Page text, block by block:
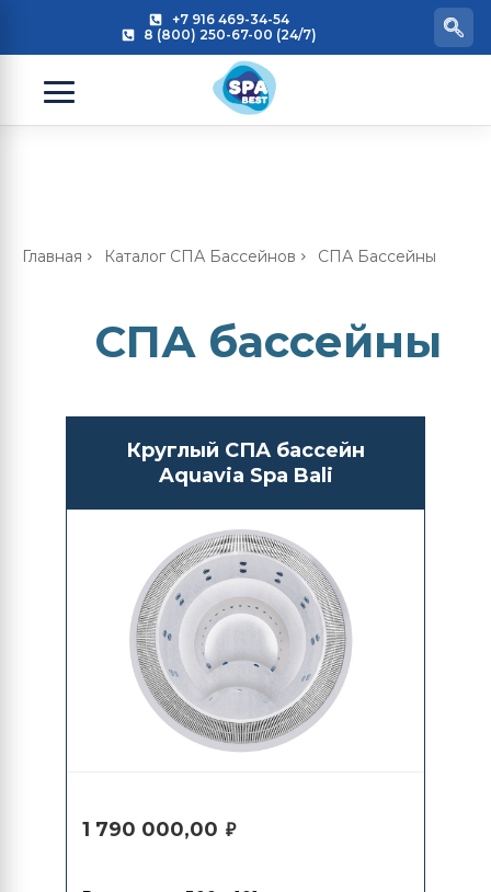
+7 916 469-34-54
8 (800) 250-67-00 (24/7)
Главная Каталог СПА Бассейнов СПА Бассейны
СПА бассейны
Круглый СПА бассейн
Aquavia Spa Bali
1 790 000,00 ₽